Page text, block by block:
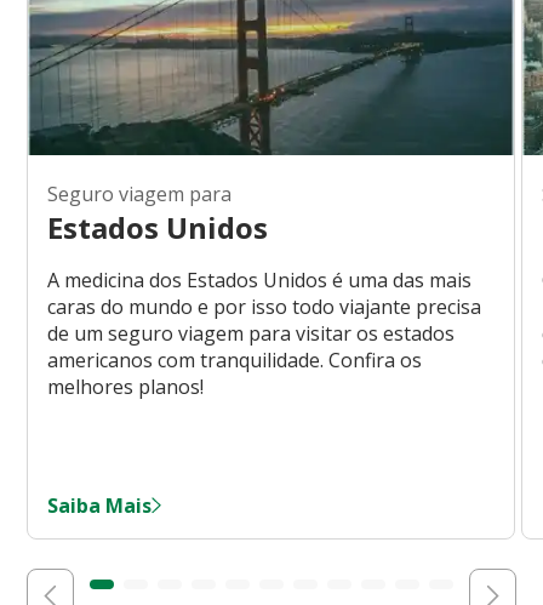
Seguro viagem para
Estados Unidos
A medicina dos Estados Unidos é uma das mais
caras do mundo e por isso todo viajante precisa
de um seguro viagem para visitar os estados
americanos com tranquilidade. Confira os
melhores planos!
Saiba Mais